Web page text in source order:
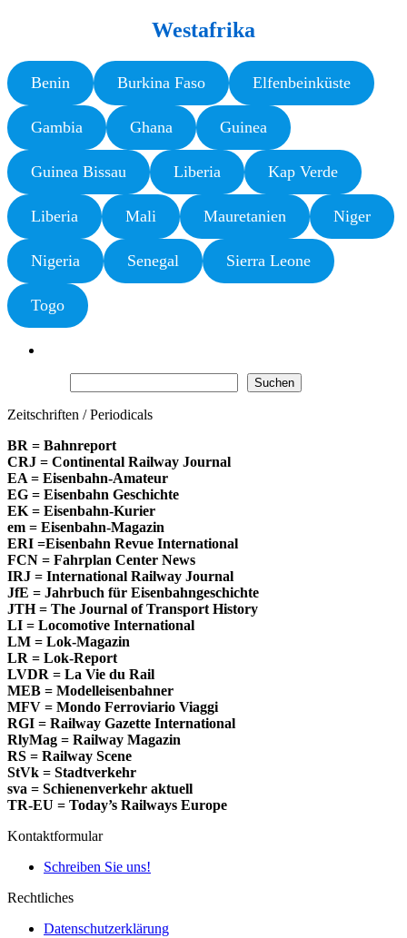
Westafrika
Benin Burkina Faso Elfenbeinküste
Gambia Ghana Guinea
Guinea Bissau Liberia Kap Verde
Liberia Mali Mauretanien Niger
Nigeria Senegal Sierra Leone
Togo
Suchen
Zeitschriften / Periodicals
BR = Bahnreport
CRJ = Continental Railway Journal
EA = Eisenbahn-Amateur
EG = Eisenbahn Geschichte
EK = Eisenbahn-Kurier
em = Eisenbahn-Magazin
ERI =Eisenbahn Revue International
FCN = Fahrplan Center News
IRJ = International Railway Journal
JfE = Jahrbuch für Eisenbahngeschichte
JTH = The Journal of Transport History
LI = Locomotive International
LM = Lok-Magazin
LR = Lok-Report
LVDR = La Vie du Rail
MEB = Modelleisenbahner
MFV = Mondo Ferroviario Viaggi
RGI = Railway Gazette International
RlyMag = Railway Magazin
RS = Railway Scene
StVk = Stadtverkehr
sva = Schienenverkehr aktuell
TR-EU = Today’s Railways Europe
Kontaktformular
Schreiben Sie uns!
Rechtliches
Datenschutzerklärung